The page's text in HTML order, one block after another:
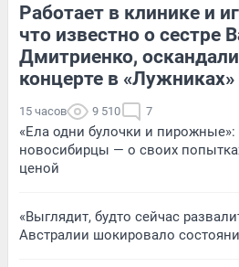
Работает в клинике и
что известно о сестре
Дмитриенко,
концерте в «Лужниках»
15 часов 9 510 7
«Ела одни булочки и
новосибирцы — о своих
ценой
«Выглядит, будто сейчас
Австралии шокировало